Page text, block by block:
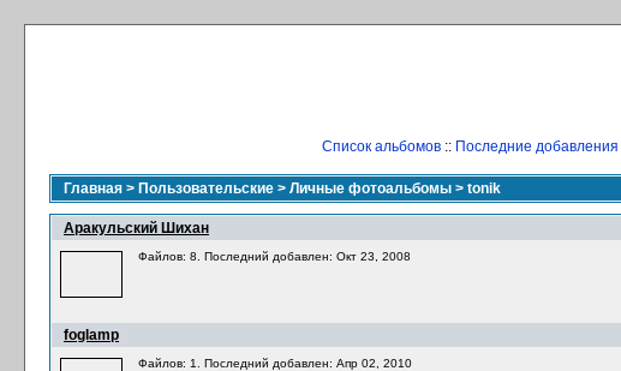
Список альбомов :: Последние добавления
Главная > Пользовательские > Личные фотоальбомы > tonik
Аракульский Шихан
Файлов: 8. Последний добавлен: Окт 23, 2008
foglamp
Файлов: 1. Последний добавлен: Апр 02, 2010